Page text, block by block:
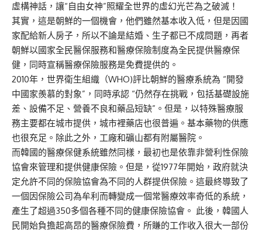
虛構神話，讓“自由女神”照耀全世界的虛幻光芒為之破滅！
其實，這是朝鮮的一個機會，他們雖然基本收入低，但是因國
家配給新人房子，所以不論是結婚、生子都已不成問題，再者
朝鮮以國家全民醫保服務和醫療保險制度為全民提供醫療保
健，同時宣稱醫療保險服務是免費提供的。
2010年，世界衛生組織（WHO)評比朝鮮的醫療系統為 “開發
中國家羨慕的對象”，同時承認 “仍然存在挑戰，包括基礎設施
差、設備不足、營養不良和藥品短缺”。但是，以特殊醫療服
務主要都在城市提供，城市裡藥店也很普遍。基本藥物的供應
也很充足。除此之外，工廠和礦山都有附屬醫院。
而韓國的醫療保健系統雖然同樣，最初也是依靠非營利性保險
協會來管理和提供健康保險。但是，從1977年開始，政府就決
定允許不同的保險協會為不同的人群提供保險。這最終導致了
一個因保險公司為牟利而轉變成一個常醫療效率奇低的系統，
產生了超過350多個各種不同的健康保險協會。 此後，韓國人
民開始負擔起高昂的醫療保險費，所賺的工作收入很大一部份